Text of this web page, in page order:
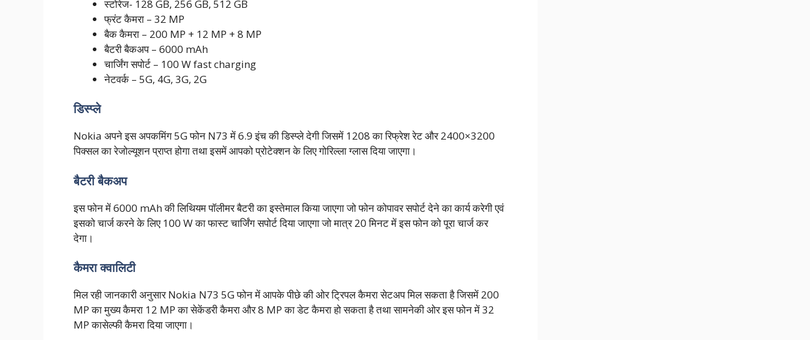
स्टोरेज- 128 GB, 256 GB, 512 GB
फ्रंट कैमरा – 32 MP
बैक कैमरा – 200 MP + 12 MP + 8 MP
बैटरी बैकअप – 6000 mAh
चार्जिंग सपोर्ट – 100 W fast charging
नेटवर्क – 5G, 4G, 3G, 2G
डिस्प्ले
Nokia अपने इस अपकमिंग 5G फोन N73 में 6.9 इंच की डिस्प्ले देगी जिसमें 1208 का रिफ्रेश रेट और 2400×3200
पिक्सल का रेजोल्यूशन प्राप्त होगा तथा इसमें आपको प्रोटेक्शन के लिए गोरिल्ला ग्लास दिया जाएगा।
बैटरी बैकअप
इस फोन में 6000 mAh की लिथियम पॉलीमर बैटरी का इस्तेमाल किया जाएगा जो फोन कोपावर सपोर्ट देने का कार्य करेगी एवं
इसको चार्ज करने के लिए 100 W का फास्ट चार्जिंग सपोर्ट दिया जाएगा जो मात्र 20 मिनट में इस फोन को पूरा चार्ज कर
देगा।
कैमरा क्वालिटी
मिल रही जानकारी अनुसार Nokia N73 5G फोन में आपके पीछे की ओर ट्रिपल कैमरा सेटअप मिल सकता है जिसमें 200
MP का मुख्य कैमरा 12 MP का सेकेंडरी कैमरा और 8 MP का डेट कैमरा हो सकता है तथा सामनेकी ओर इस फोन में 32
MP कासेल्फी कैमरा दिया जाएगा।